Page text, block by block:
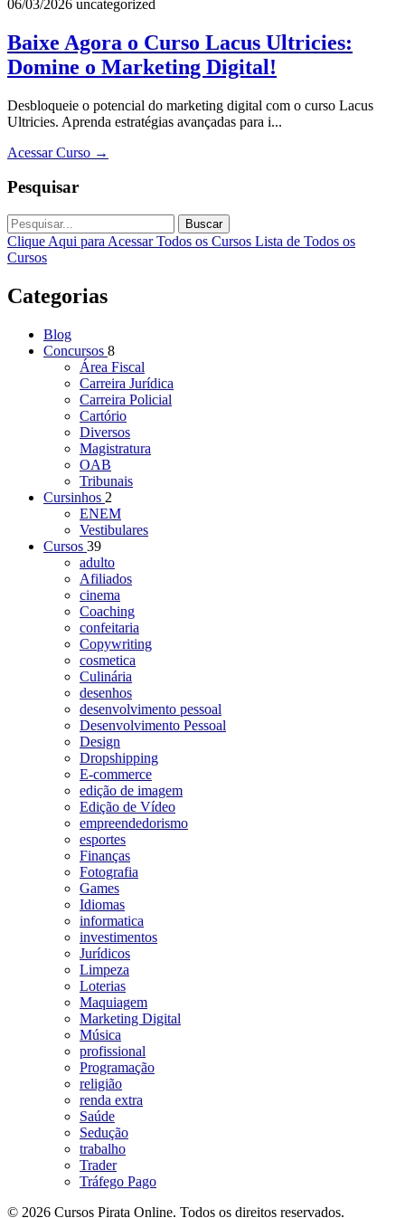
06/03/2026 uncategorized
Baixe Agora o Curso Lacus Ultricies:
Domine o Marketing Digital!
Desbloqueie o potencial do marketing digital com o curso Lacus
Ultricies. Aprenda estratégias avançadas para i...
Acessar Curso →
Pesquisar
Buscar
Clique Aqui para Acessar Todos os Cursos Lista de Todos os
Cursos
Categorias
Blog
Concursos 8
Área Fiscal
Carreira Jurídica
Carreira Policial
Cartório
Diversos
Magistratura
OAB
Tribunais
Cursinhos 2
ENEM
Vestibulares
Cursos 39
adulto
Afiliados
cinema
Coaching
confeitaria
Copywriting
cosmetica
Culinária
desenhos
desenvolvimento pessoal
Desenvolvimento Pessoal
Design
Dropshipping
E-commerce
edição de imagem
Edição de Vídeo
empreendedorismo
esportes
Finanças
Fotografia
Games
Idiomas
informatica
investimentos
Jurídicos
Limpeza
Loterias
Maquiagem
Marketing Digital
Música
profissional
Programação
religião
renda extra
Saúde
Sedução
trabalho
Trader
Tráfego Pago
© 2026 Cursos Pirata Online. Todos os direitos reservados.